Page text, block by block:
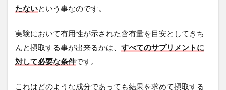
たないという事なのです。
実験において有用性が示された含有量を目安としてきち
んと摂取する事が出来るかは、 すべてのサプリメントに
対して必要な条件です。
これはどのような成分であっても結果を求めて摂取する